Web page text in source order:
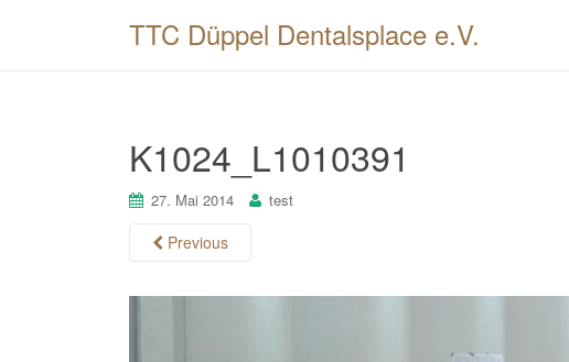
TTC Düppel Dentalsplace e.V.
K1024_L1010391
27. Mai 2014 test
Previous